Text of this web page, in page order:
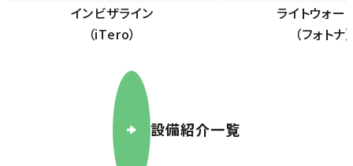
インビザライン
（iTero）
ライトウォー
（フォトナ）
設備紹介一覧